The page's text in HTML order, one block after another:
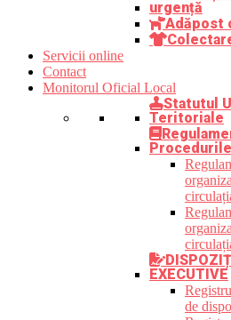
urgență
Adăpost
Servicii online
Contact
Monitorul Oficial Local
Statutul
Teritoriale
EXECUTIVE
de